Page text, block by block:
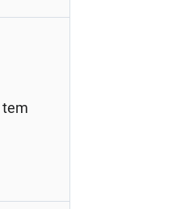
tem